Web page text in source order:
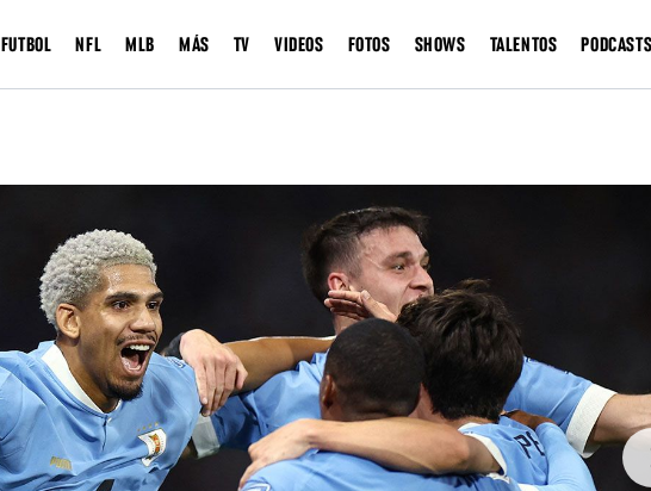
FUTBOL NFL MLB MÁS TV VIDEOS FOTOS SHOWS TALENTOS PODCASTS